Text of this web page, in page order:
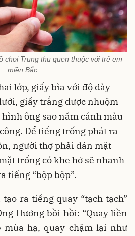
chơi Trung thu quen thuộc với trẻ em
miền Bắc
lớp, giấy bìa với độ dày
giấy trắng được nhuộm
ông sao năm cánh màu
Để tiếng trống phát ra
người thợ phải dán mặt
trống có khe hở sẽ nhanh
tiếng “bộp bộp”.
ra tiếng quay “tạch tạch”
Hưởng bồi hồi: “Quay liền
mùa hạ, quay chậm lại như